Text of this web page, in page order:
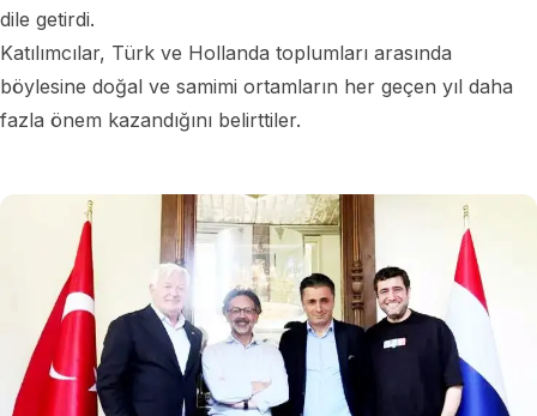
dile getirdi.
Katılımcılar, Türk ve Hollanda toplumları arasında
böylesine doğal ve samimi ortamların her geçen yıl daha
fazla önem kazandığını belirttiler.